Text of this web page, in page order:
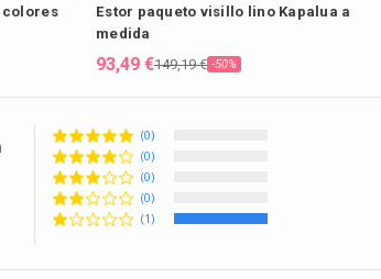
colores
Estor paqueto visillo lino Kapalua a
medida
93,49 €149,19 € -50%
(0)
(0)
(0)
(0)
(1)